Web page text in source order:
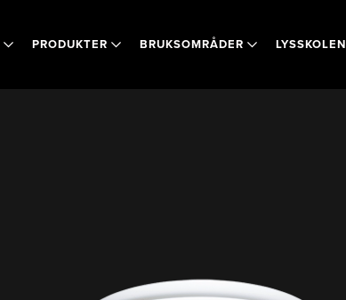
PRODUKTER BRUKSOMRÅDER LYSSKOLEN